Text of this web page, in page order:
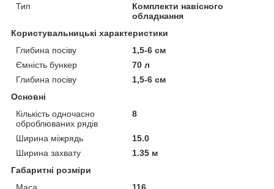
Тип
Комплекти навісного
обладнання
Користувальницькі характеристики
Глибина посіву
1,5-6 см
Ємність бункер
70 л
Глибина посіву
1,5-6 см
Основні
Кількість одночасно
оброблюваних рядів
8
Ширина міжрядь
15.0
Ширина захвату
1.35 м
Габаритні розміри
Маса
116